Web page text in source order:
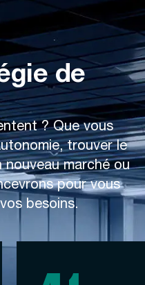
de
? Que vous
trouver le
marché ou
pour vous
besoins.